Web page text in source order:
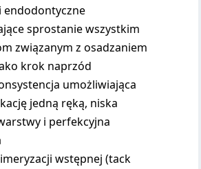
endodontyczne
sprostanie wszystkim
związanym z osadzaniem
krok naprzód
umożliwiająca
jedną ręką, niska
i perfekcyjna
wstępnej (tack